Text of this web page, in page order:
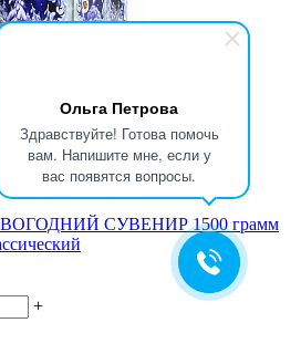
Ольга Петрова
Здравствуйте! Готова помочь
вам. Напишите мне, если у
вас появятся вопросы.
СУВЕНИР 1500 грамм
+